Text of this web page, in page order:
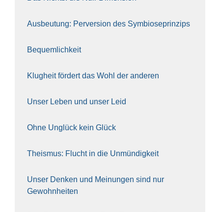
Aus­beu­tung: Per­ver­si­on des Sym­bio­se­prin­zips
Bequem­lich­keit
Klug­heit för­dert das Wohl der ande­ren
Unser Leben und unser Leid
Ohne Unglück kein Glück
The­is­mus: Flucht in die Unmün­dig­keit
Unser Den­ken und Mei­nun­gen sind nur
Gewohn­hei­ten